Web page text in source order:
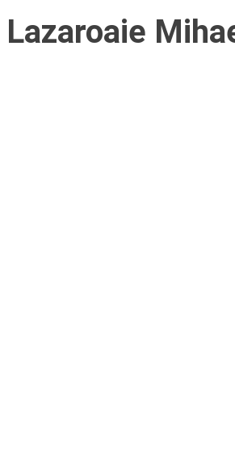
Lazaroaie